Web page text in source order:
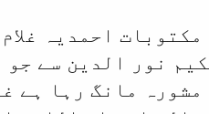
احمدیہ
نور الدین سے
مانگ رہا ہے